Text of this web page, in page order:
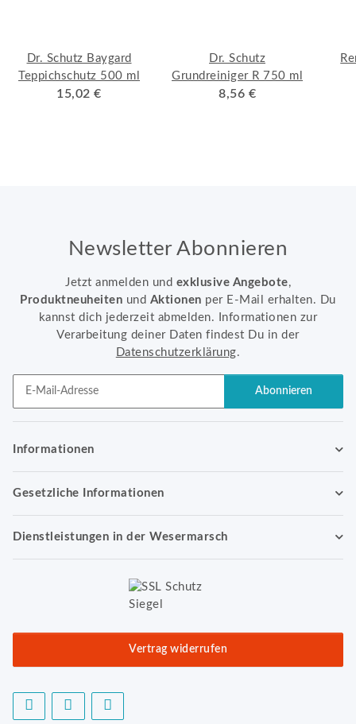
Dr. Schutz Baygard
Teppichschutz 500 ml
15,02 €
Dr. Schutz
Grundreiniger R 750 ml
8,56 €
Newsletter Abonnieren
Jetzt anmelden und exklusive Angebote,
Produktneuheiten und Aktionen per E-Mail erhalten. Du
kannst dich jederzeit abmelden. Informationen zur
Verarbeitung deiner Daten findest Du in der
Datenschutzerklärung.
Abonnieren
Informationen
Gesetzliche Informationen
Dienstleistungen in der Wesermarsch
Vertrag widerrufen